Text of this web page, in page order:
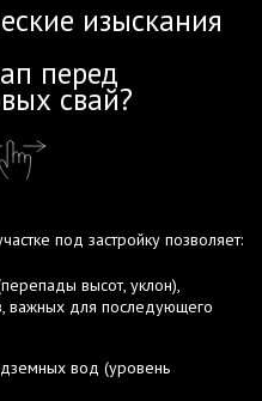
изыскания
перед
свай?
под застройку позволяет:
высот, уклон),
важных для последующего
вод (уровень